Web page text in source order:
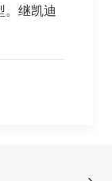
。继凯迪